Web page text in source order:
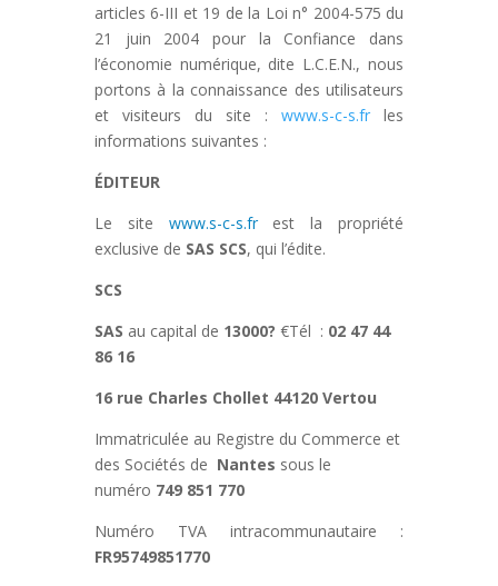
articles 6-III et 19 de la Loi n° 2004-575 du
21 juin 2004 pour la Confiance dans
l’économie numérique, dite L.C.E.N., nous
portons à la connaissance des utilisateurs
et visiteurs du site :www.s-c-s.fr les
informations suivantes :
ÉDITEUR
Le site www.s-c-s.frest la propriété
exclusive de SAS SCS, qui l’édite.
SCS
SAS au capital de 13000? €Tél : 02 47 44
86 16
16 rue Charles Chollet 44120 Vertou
Immatriculée au Registre du Commerce et
des Sociétés de Nantes sous le
numéro 749 851 770
Numéro TVA intracommunautaire :
FR95749851770